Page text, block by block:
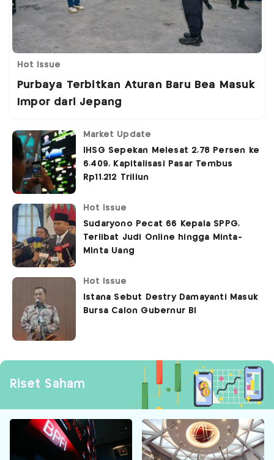
Hot Issue
Purbaya Terbitkan Aturan Baru Bea Masuk
Impor dari Jepang
Market Update
IHSG Sepekan Melesat 2,78 Persen ke
6.409, Kapitalisasi Pasar Tembus
Rp11.212 Triliun
Hot Issue
Sudaryono Pecat 66 Kepala SPPG,
Terlibat Judi Online hingga Minta-
MInta Uang
Hot Issue
Istana Sebut Destry Damayanti Masuk
Bursa Calon Gubernur BI
Riset Saham